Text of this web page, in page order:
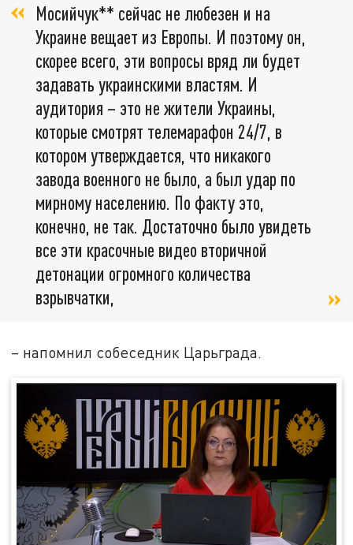
Мосийчук** сейчас не любезен и на
Украине вещает из Европы. И поэтому он,
скорее всего, эти вопросы вряд ли будет
задавать украинскими властям. И
аудитория – это не жители Украины,
которые смотрят телемарафон 24/7, в
котором утверждается, что никакого
завода военного не было, а был удар по
мирному населению. По факту это,
конечно, не так. Достаточно было увидеть
все эти красочные видео вторичной
детонации огромного количества
взрывчатки,
– напомнил собеседник Царьграда.